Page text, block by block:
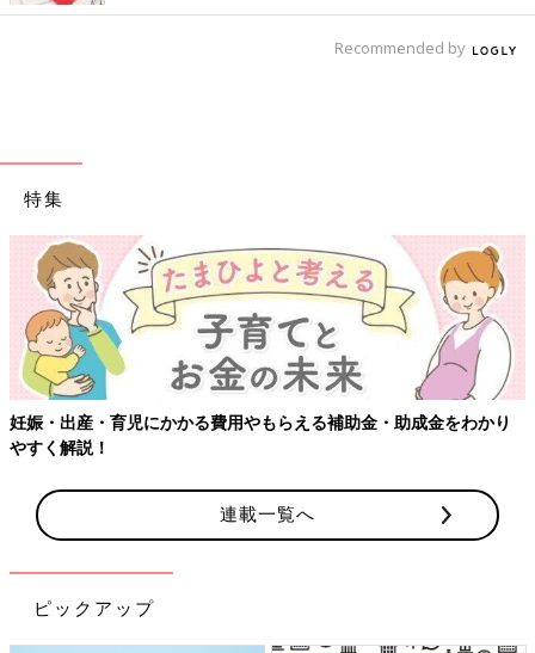
Recommended by
特集
【ワクチン接種できるものも】妊婦の感染症対策、知っておいて！
連載一覧へ
ピックアップ